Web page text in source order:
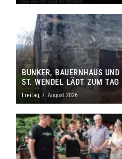
BUNKER, BAUERNHAUS
ST. WENDEL LÄDT ZUM TAG
DENKMALS EIN
Freitag, 7. August 2026